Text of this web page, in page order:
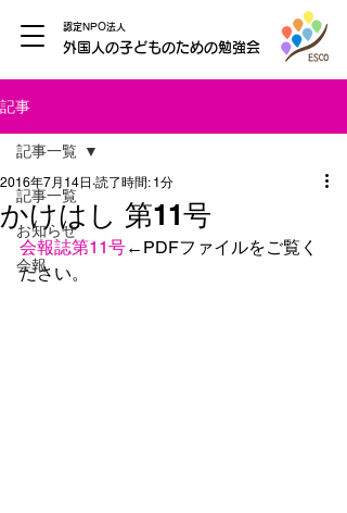
認定NPO法人
外国人の子どものための勉強会
記事
記事一覧
お知らせ
会報
記事一覧
かけはし 第11号
2016年7月14日 読了時間: 1分
会報誌第11号←PDFファイルをご覧く
ださい。